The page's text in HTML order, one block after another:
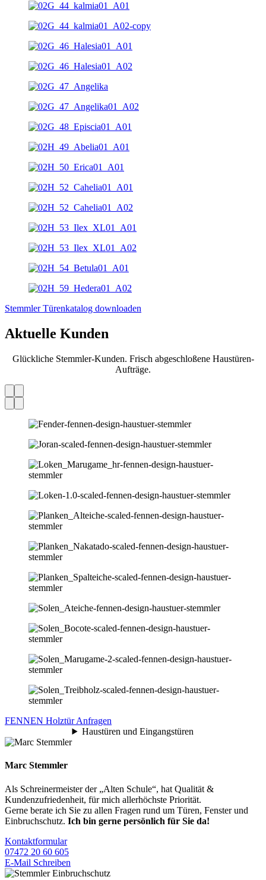
Stemmler Türenkatalog downloaden
Aktuelle Kunden
Glückliche Stemmler-Kunden. Frisch abgeschloßene Haustüren-
Aufträge.
FENNEN Holztür Anfragen
Haustüren und Eingangstüren
Marc Stemmler
Als Schreinermeister der „Alten Schule“, hat Qualität &
Kundenzufriedenheit, für mich allerhöchste Priorität.
Gerne berate ich Sie zu allen Fragen rund um Türen, Fenster und
Einbruchschutz. Ich bin gerne persönlich für Sie da!
Kontaktformular
07472 20 60 605
E-Mail Schreiben